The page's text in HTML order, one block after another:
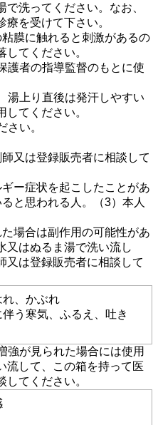
洗ってください。なお、
を受けて下さい。
膜に触れると刺激があるの
てください。
護者の指導監督のもとに使
湯上り直後は発汗しやすい
てください。
さい。
又は登録販売者に相談して
ー症状を起こしたことがあ
と思われる人。（3）本人
場合は副作用の可能性があ
又はぬるま湯で洗い流し
又は登録販売者に相談して
、かぶれ
う寒気、ふるえ、吐き
強が見られた場合には使用
流して、この箱を持って医
てください。